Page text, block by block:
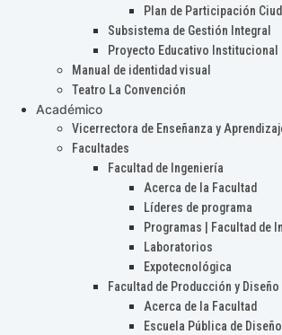
Plan de Participación
Subsistema de Gestión Integral
Proyecto Educativo Institucional
Manual de identidad visual
Teatro La Convención
Académico
Vicerrectora de Enseñanza y
Facultades
Facultad de Ingeniería
Acerca de la Facultad
Líderes de programa
Programas | Facultad de
Laboratorios
Expotecnológica
Facultad de Producción y Diseño
Acerca de la Facultad
Escuela Pública de Diseño